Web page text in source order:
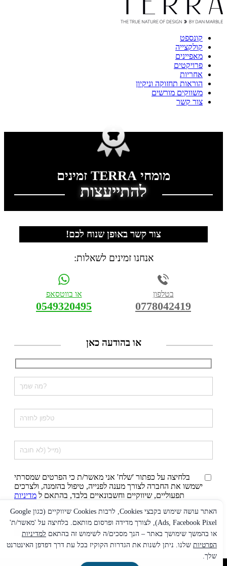
האתר עושה שימוש בקבצי Cookies, לרבות Cookies שיווקיים (כגון Google
Ads, Facebook Pixel), לצורך מדידה ופרסום מותאם. בלחיצה על 'מאשר/ת'
או בהמשך שימושך באתר – הנך מסכים/ה לשימוש זה בהתאם למדיניות
הפרטיות שלנו. ניתן לשנות את הגדרות הקוקיז בכל עת דרך דפדפן האינטרנט
שלך.
קונספט
קולקצייה
מאפיינים
פרויקטים
אחריות
הוראות תחזוקה וניקיון
משווקים מורשים
צור קשר
מומחי TERRA זמינים
להתייעצות
צור קשר באופן שנוח לכם!
אנחנו זמינים לשאלות:
בטלפון
0778042419
או בווטסאפ
0549320495
או בהודעה כאן
בלחיצה על כפתור 'שלח' אני מאשר/ת כי הפרטים שמסרתי
ישמשו את החברה לצורך מענה לפנייה, טיפול בהזמנה, ולצרכים
תפעוליים, שיווקיים וחשבונאיים בלבד, בהתאם ל מדיניות